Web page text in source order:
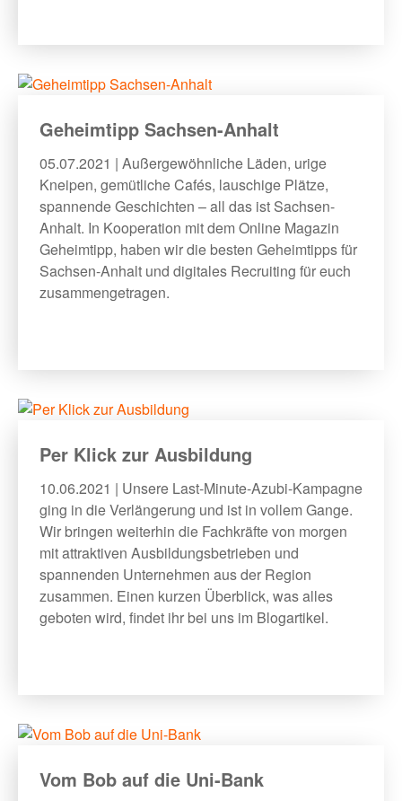
Geheimtipp Sachsen-Anhalt
05.07.2021 | Außergewöhnliche Läden, urige
Kneipen, gemütliche Cafés, lauschige Plätze,
spannende Geschichten – all das ist Sachsen-
Anhalt. In Kooperation mit dem Online Magazin
Geheimtipp, haben wir die besten Geheimtipps für
Sachsen-Anhalt und digitales Recruiting für euch
zusammengetragen.
Per Klick zur Ausbildung
10.06.2021 | Unsere Last-Minute-Azubi-Kampagne
ging in die Verlängerung und ist in vollem Gange.
Wir bringen weiterhin die Fachkräfte von morgen
mit attraktiven Ausbildungsbetrieben und
spannenden Unternehmen aus der Region
zusammen. Einen kurzen Überblick, was alles
geboten wird, findet ihr bei uns im Blogartikel.
Vom Bob auf die Uni-Bank